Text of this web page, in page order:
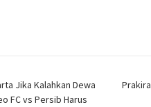
Jika Kalahkan Dewa
FC vs Persib Harus